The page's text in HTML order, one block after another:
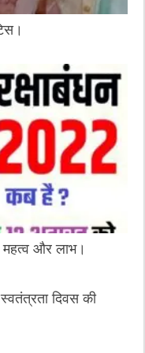
महत्व और लाभ।
दिवस की